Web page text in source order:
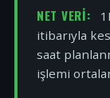
NET VERI:
itibarıyla
saat
işlemi